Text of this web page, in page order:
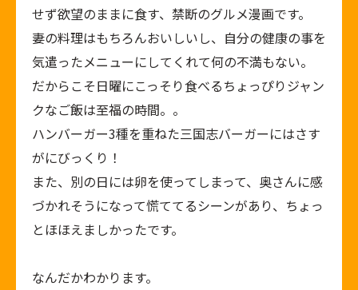
せず欲望のままに食す、禁断のグルメ漫画です。
妻の料理はもちろんおいしいし、自分の健康の事を
気遣ったメニューにしてくれて何の不満もない。
だからこそ日曜にこっそり食べるちょっぴりジャン
クなご飯は至福の時間。。
ハンバーガー3種を重ねた三国志バーガーにはさす
がにびっくり！
また、別の日には卵を使ってしまって、奥さんに感
づかれそうになって慌ててるシーンがあり、ちょっ
とほほえましかったです。
なんだかわかります。